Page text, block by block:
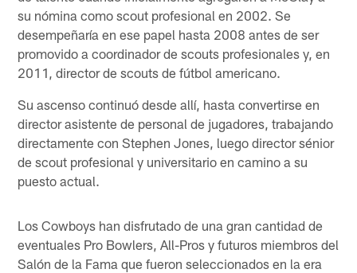
su nómina como scout profesional en 2002. Se
desempeñaría en ese papel hasta 2008 antes de ser
promovido a coordinador de scouts profesionales y, en
2011, director de scouts de fútbol americano.
Su ascenso continuó desde allí, hasta convertirse en
director asistente de personal de jugadores, trabajando
directamente con Stephen Jones, luego director sénior
de scout profesional y universitario en camino a su
puesto actual.
Los Cowboys han disfrutado de una gran cantidad de
eventuales Pro Bowlers, All-Pros y futuros miembros del
Salón de la Fama que fueron seleccionados en la era